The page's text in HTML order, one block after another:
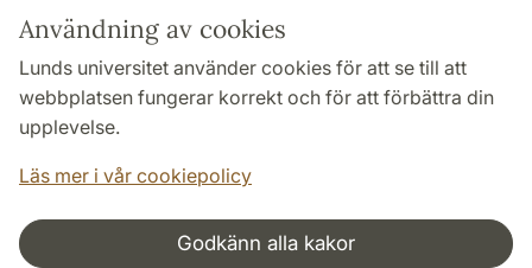
Användning av cookies
Lunds universitet använder cookies för att se till att
webbplatsen fungerar korrekt och för att förbättra din
upplevelse.
Läs mer i vår cookiepolicy
Godkänn alla kakor
TYPO3-login
Följ oss i sociala medier